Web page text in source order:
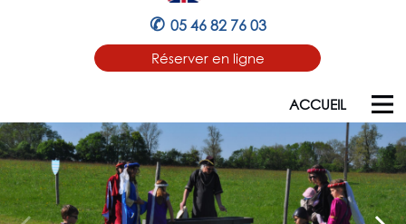
✆ 05 46 82 76 03
Réserver en ligne
ACCUEIL